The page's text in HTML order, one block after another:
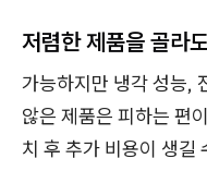
저렴한 제품을 골라
가능하지만 냉각 성능,
않은 제품은 피하는 편
치 후 추가 비용이 생길